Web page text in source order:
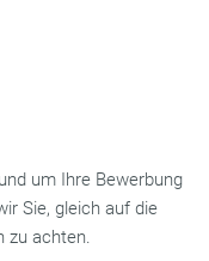
um Ihre Bewerbung
Sie, gleich auf die
zu achten.